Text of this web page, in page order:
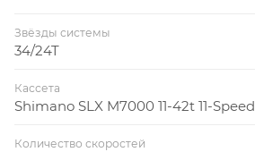
Звёзды системы
34/24T
Кассета
Shimano SLX M7000 11-42t 11-Speed
Количество скоростей